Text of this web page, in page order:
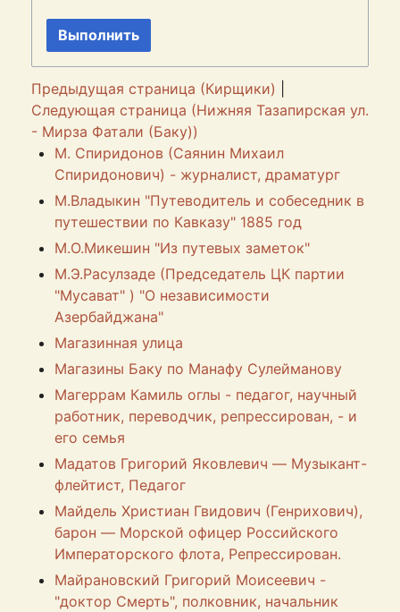
Выполнить
Предыдущая страница (Кирщики)
Следующая страница (Нижняя Тазапирская ул.
- Мирза Фатали (Баку))
М. Спиридонов (Саянин Михаил
Спиридонович) - журналист, драматург
М.Владыкин "Путеводитель и собеседник в
путешествии по Кавказу" 1885 год
М.О.Микешин "Из путевых заметок"
М.Э.Расулзаде (Председатель ЦК партии
"Мусават" ) "О независимости
Азербайджана"
Магазинная улица
Магазины Баку по Манафу Сулейманову
Магеррам Камиль оглы - педагог, научный
работник, переводчик, репрессирован, - и
его семья
Мадатов Григорий Яковлевич — Музыкант-
флейтист, Педагог
Майдель Христиан Гвидович (Генрихович),
барон — Морской офицер Российского
Императорского флота, Репрессирован.
Майрановский Григорий Моисеевич -
"доктор Смерть", полковник, начальник